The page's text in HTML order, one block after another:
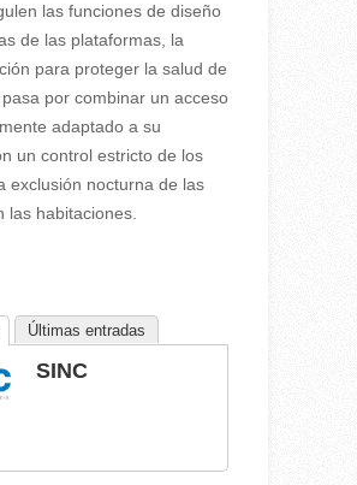
las funciones de diseño
de las plataformas, la
para proteger la salud de
por combinar un acceso
adaptado a su
un control estricto de los
exclusión nocturna de las
las habitaciones.
Últimas entradas
SINC